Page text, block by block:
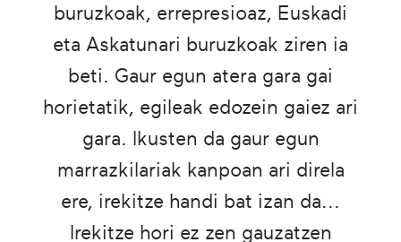
buruzkoak, errepresioaz, Euskadi
eta Askatunari buruzkoak ziren ia
beti. Gaur egun atera gara gai
horietatik, egileak edozein gaiez ari
gara. Ikusten da gaur egun
marrazkilariak kanpoan ari direla
ere, irekitze handi bat izan da...
Irekitze hori ez zen gauzatzen